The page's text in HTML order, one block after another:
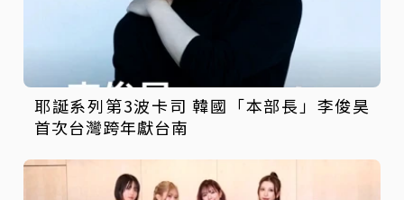
耶誕系列第3波卡司 韓國「本部長」李俊昊
首次台灣跨年獻台南